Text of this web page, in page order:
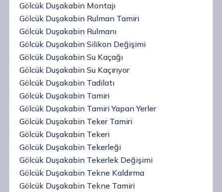
Gölcük Duşakabin Montajı
Gölcük Duşakabin Rulman Tamiri
Gölcük Duşakabin Rulmanı
Gölcük Duşakabin Silikon Değişimi
Gölcük Duşakabin Su Kaçağı
Gölcük Duşakabin Su Kaçırıyor
Gölcük Duşakabin Tadilatı
Gölcük Duşakabin Tamiri
Gölcük Duşakabin Tamiri Yapan Yerler
Gölcük Duşakabin Teker Tamiri
Gölcük Duşakabin Tekeri
Gölcük Duşakabin Tekerleği
Gölcük Duşakabin Tekerlek Değişimi
Gölcük Duşakabin Tekne Kaldırma
Gölcük Duşakabin Tekne Tamiri